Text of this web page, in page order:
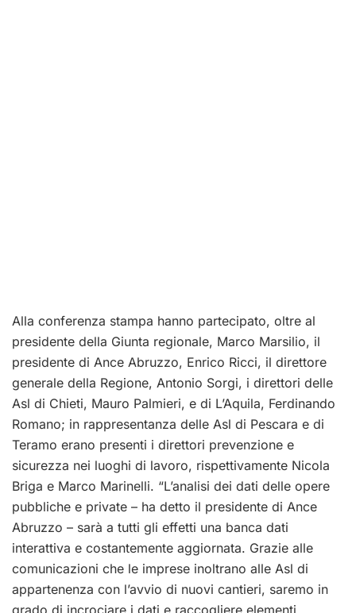
Alla conferenza stampa hanno partecipato, oltre al
presidente della Giunta regionale, Marco Marsilio, il
presidente di Ance Abruzzo, Enrico Ricci, il direttore
generale della Regione, Antonio Sorgi, i direttori delle
Asl di Chieti, Mauro Palmieri, e di L’Aquila, Ferdinando
Romano; in rappresentanza delle Asl di Pescara e di
Teramo erano presenti i direttori prevenzione e
sicurezza nei luoghi di lavoro, rispettivamente Nicola
Briga e Marco Marinelli. “L’analisi dei dati delle opere
pubbliche e private – ha detto il presidente di Ance
Abruzzo – sarà a tutti gli effetti una banca dati
interattiva e costantemente aggiornata. Grazie alle
comunicazioni che le imprese inoltrano alle Asl di
appartenenza con l’avvio di nuovi cantieri, saremo in
grado di incrociare i dati e raccogliere elementi